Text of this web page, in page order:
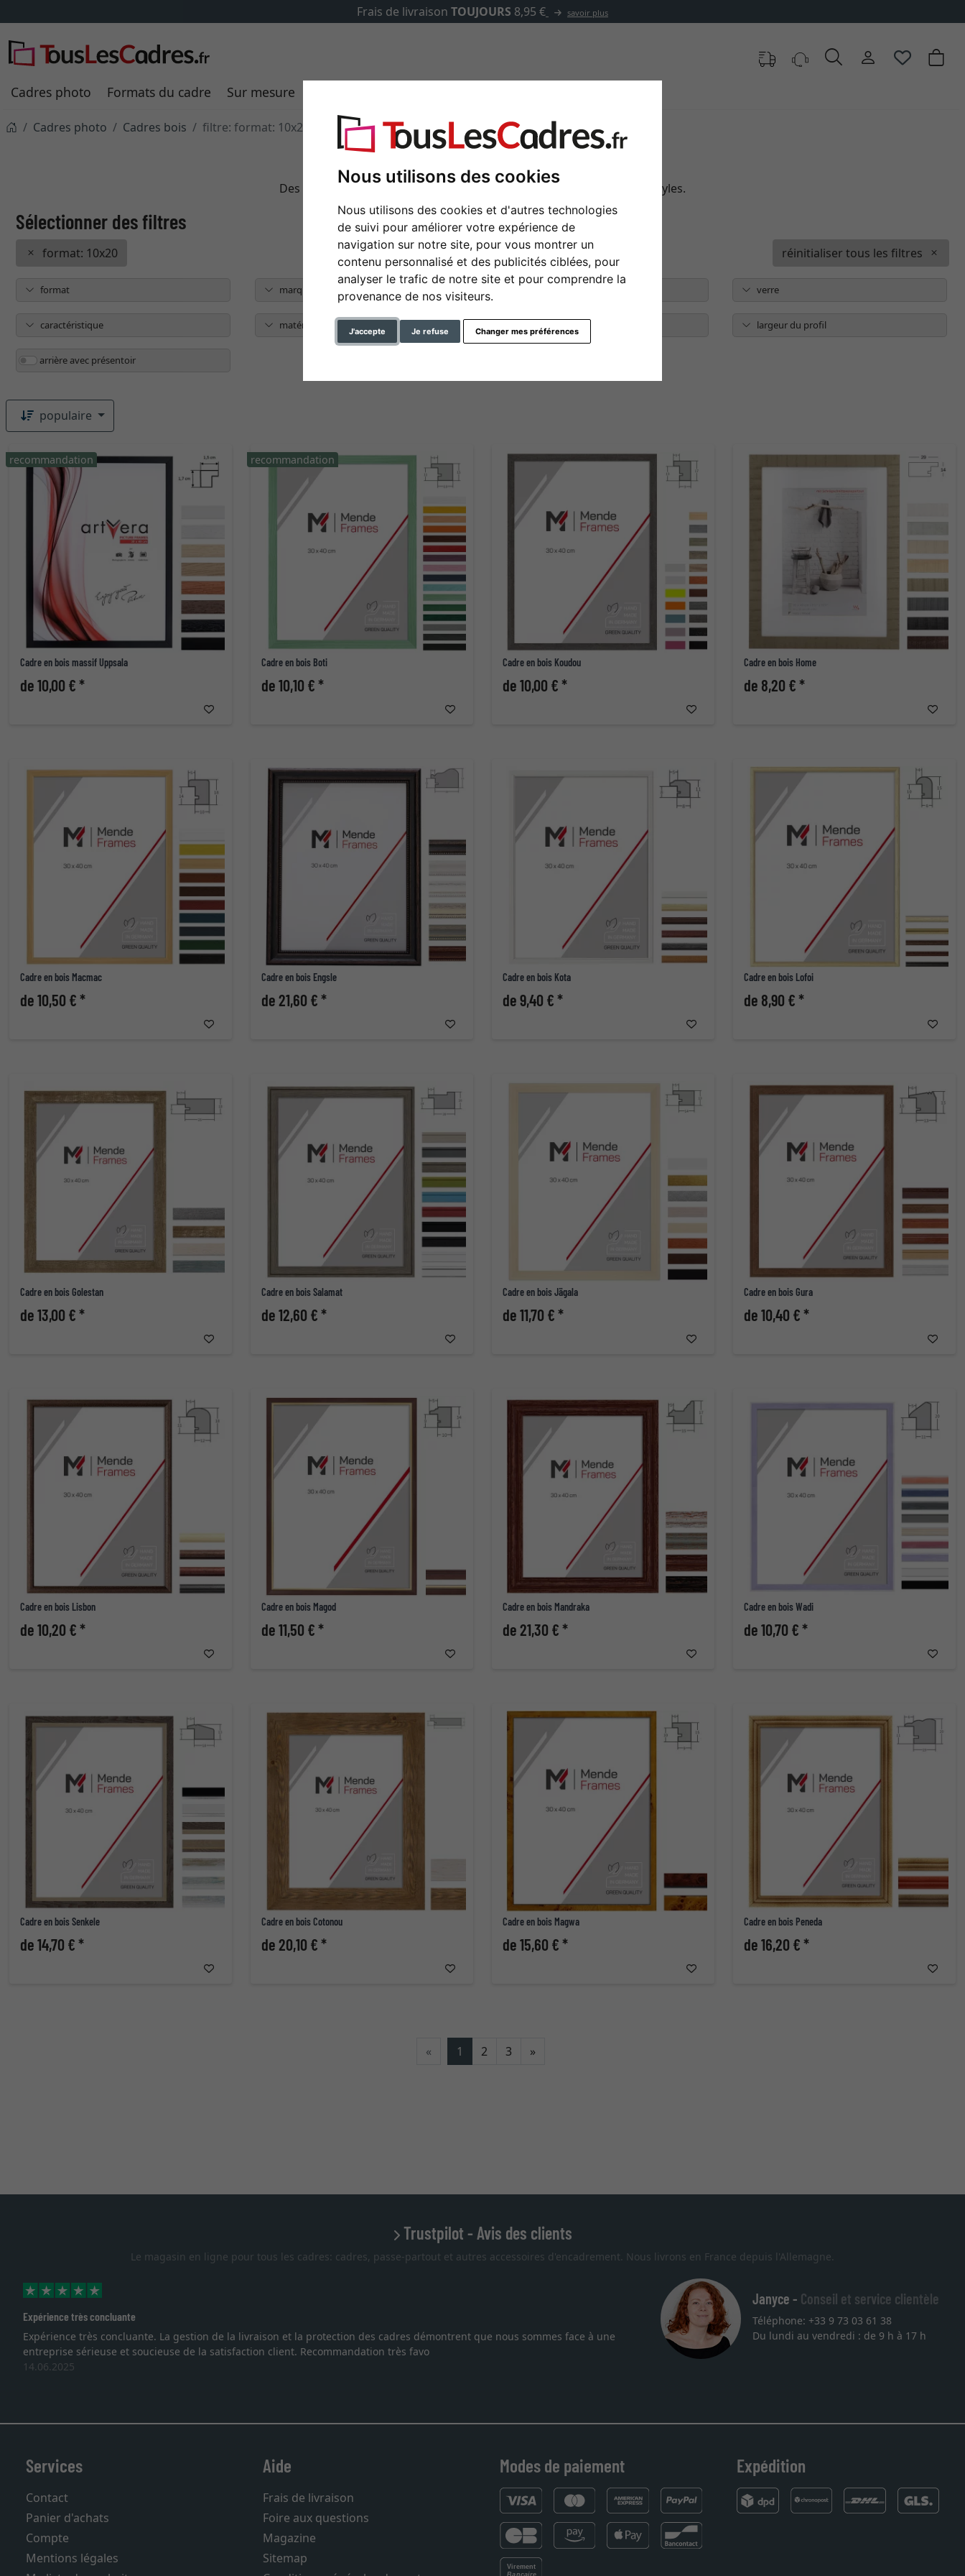
Nous utilisons des cookies
Nous utilisons des cookies et d'autres technologies
de suivi pour améliorer votre expérience de
navigation sur notre site, pour vous montrer un
contenu personnalisé et des publicités ciblées, pour
analyser le trafic de notre site et pour comprendre la
provenance de nos visiteurs.
J'accepte Je refuse Changer mes préférences
✓500 000 articles au choix
Cadres photo Formats du cadre Sur mesure
Cadres photo Cadres bois filtre: format: 10x20
Des cadres photo en bois dans de nombreuses couleurs, formats et styles.
réinitialiser tous les filtres
format: 10x20
format marque couleur verre
caractéristique matériau hauteur du profil largeur du profil
arrière avec présentoir
populaire
Cadre en bois massif Uppsala
de 10,00 € *
recommandation
Cadre en bois Boti
de 10,10 € *
recommandation
Cadre en bois Koudou
de 10,00 € *
Cadre en bois Home
de 8,20 € *
Cadre en bois Macmac
de 10,50 € *
Cadre en bois Engsle
de 21,60 € *
Cadre en bois Kota
de 9,40 € *
Cadre en bois Lofoi
de 8,90 € *
Cadre en bois Golestan
de 13,00 € *
Cadre en bois Salamat
de 12,60 € *
Cadre en bois Jägala
de 11,70 € *
Cadre en bois Gura
de 10,40 € *
Cadre en bois Lisbon
de 10,20 € *
Cadre en bois Magod
de 11,50 € *
Cadre en bois Mandraka
de 21,30 € *
Cadre en bois Wadi
de 10,70 € *
Cadre en bois Senkele
de 14,70 € *
Cadre en bois Cotonou
de 20,10 € *
Cadre en bois Magwa
de 15,60 € *
Cadre en bois Peneda
de 16,20 € *
« 1 2 3 »Continuer
Trustpilot - Avis des clients
Le magasin en ligne pour tous les cadres: cadres, passe-partout et autres accessoires d'encadrement. Nous livrons en France depuis l'Allemagne.
Excellent
Je recherchais un cadre sur mesure pour une lithographie, je suis tombée sur ce site. Le choix et la qualité sont au rendez
vous. Emballage professionnel, service et livraison dans les temps. J'espère revenir pour une autre commande. Merci.
27.05.2025
Janyce - Conseil et service clientèle
Téléphone: +33 9 73 03 61 38
Du lundi au vendredi : de 9 h à 17 h
Services
Contact
Panier d'achats
Compte
Mentions légales
Aide
Frais de livraison
Foire aux questions
Magazine
Sitemap
Modes de paiement Expédition